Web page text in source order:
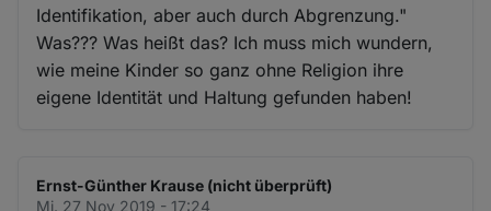
Identifikation, aber auch durch Abgrenzung."
Was??? Was heißt das? Ich muss mich wundern,
wie meine Kinder so ganz ohne Religion ihre
eigene Identität und Haltung gefunden haben!
Ernst-Günther Krause (nicht überprüft)
Mi. 27 Nov 2019 - 17:24